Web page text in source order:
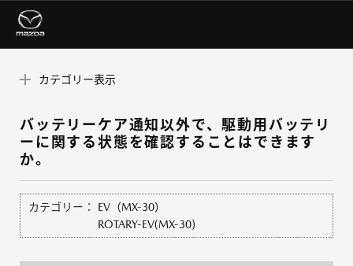
カテゴリー表示
バッテリーケア通知以外で、駆動用バッテリ
ーに関する状態を確認することはできます
か。
カテゴリー：
EV（MX-30）
ROTARY-EV(MX-30)